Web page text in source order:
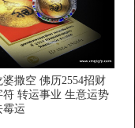
撒空 佛历2554招财
符 转运事业 生意运势
霉运